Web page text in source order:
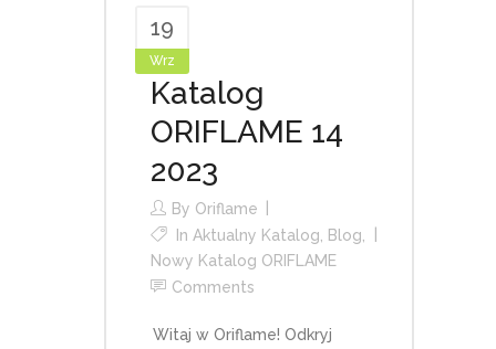
19
Wrz
Katalog
ORIFLAME 14
2023
By Oriflame
In Aktualny Katalog Blog
Nowy Katalog ORIFLAME
Comments
Witaj w Oriflame! Odkryj